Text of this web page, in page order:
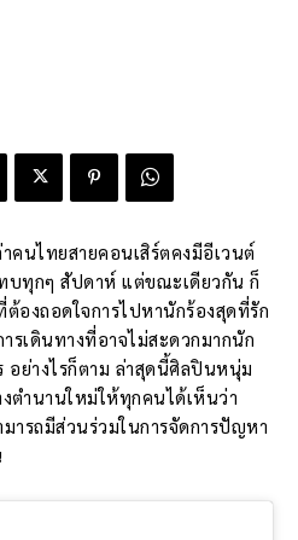
คนไทยสายคอนเสิร์ตคงมีอีเวนต์
บทุกๆ สัปดาห์ แต่ขณะเดียวกัน ก็
งถอดใจการไปหานักร้องสุดที่รัก
รเดินทางที่อาจไม่สะดวกมากนัก
อย่างไรก็ตาม ล่าสุดนี้ศิลปินหนุ่ม
ำนานใหม่ให้ทุกคนได้เห็นว่า
ารถมีส่วนร่วมในการจัดการปัญหา